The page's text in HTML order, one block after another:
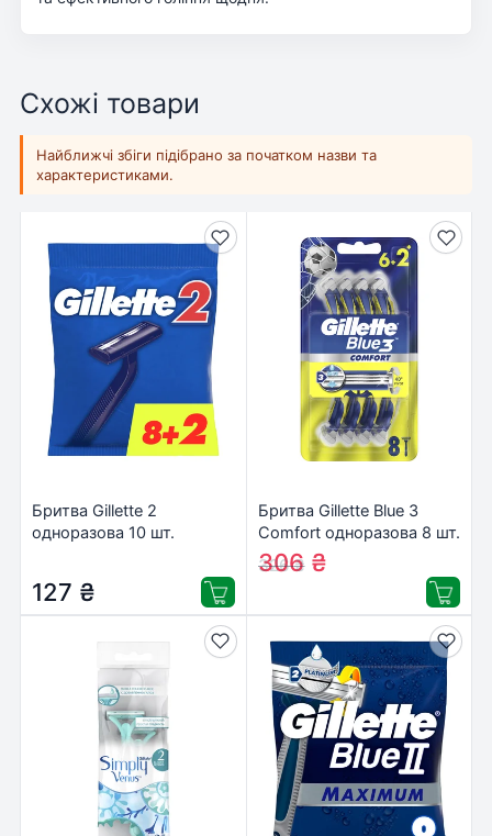
Схожі товари
Найближчі збіги підібрано за початком назви та
характеристиками.
Бритва Gillette 2
одноразова 10 шт.
(7702018874293/8700216169028)
127 ₴
Бритва Gillette Blue 3
Comfort одноразова 8 шт.
(7702018604319)
326₴
306 ₴